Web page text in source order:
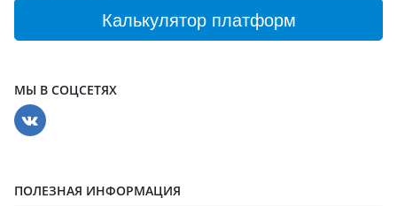
Калькулятор платформ
МЫ В СОЦСЕТЯХ
ПОЛЕЗНАЯ ИНФОРМАЦИЯ